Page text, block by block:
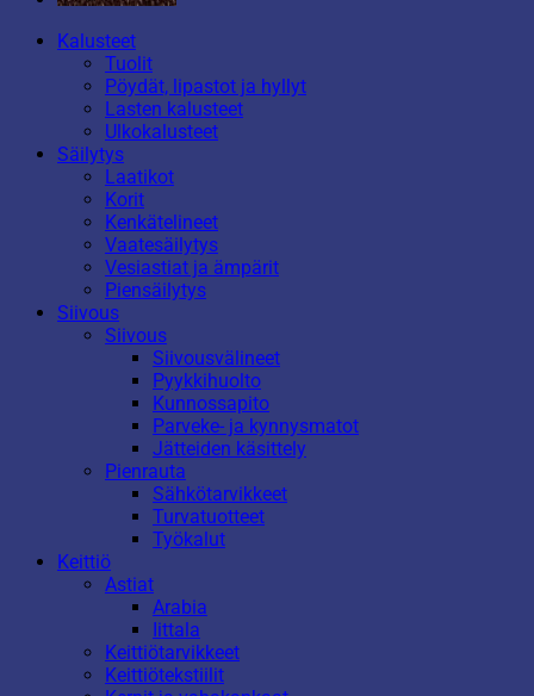
Kalusteet
Tuolit
Pöydät, lipastot ja hyllyt
Lasten kalusteet
Ulkokalusteet
Säilytys
Laatikot
Korit
Kenkätelineet
Vaatesäilytys
Vesiastiat ja ämpärit
Piensäilytys
Siivous
Siivous
Siivousvälineet
Pyykkihuolto
Kunnossapito
Parveke- ja kynnysmatot
Jätteiden käsittely
Pienrauta
Sähkötarvikkeet
Turvatuotteet
Työkalut
Keittiö
Astiat
Arabia
Iittala
Keittiötarvikkeet
Keittiötekstiilit